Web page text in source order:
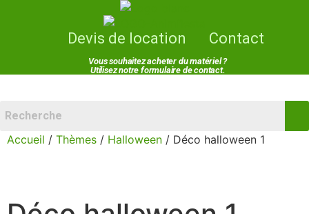
Devis de location Contact
Vous souhaitez acheter du matériel ?
Utilisez notre formulaire de contact.
Accueil / Thèmes / Halloween / Déco halloween 1